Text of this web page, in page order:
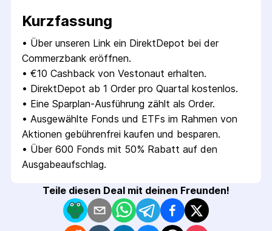
Kurzfassung
• Über unseren Link ein DirektDepot bei der
Commerzbank eröffnen.
• €10 Cashback von Vestonaut erhalten.
• DirektDepot ab 1 Order pro Quartal kostenlos.
• Eine Sparplan-Ausführung zählt als Order.
• Ausgewählte Fonds und ETFs im Rahmen von
Aktionen gebührenfrei kaufen und besparen.
• Über 600 Fonds mit 50% Rabatt auf den
Ausgabeaufschlag.
Teile diesen Deal mit deinen Freunden!